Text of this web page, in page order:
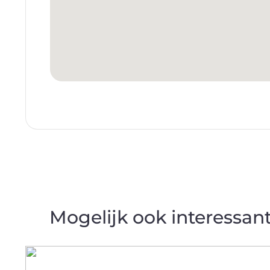
Mogelijk ook